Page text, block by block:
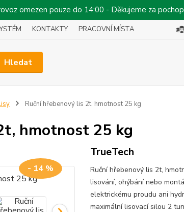
omezen pouze do 14:00 - Děkujeme za
KONTAKTY PRACOVNÍ MÍSTA
Hledat
Ruční hřebenový lis 2t, hmotnost 25 kg
hmotnost 25 kg
- 14 %
TrueTech
Ruční hřebenový lis 2t,
lisování, ohýbání nebo
elektrickému proudu ani
maximální lisovací silou 2